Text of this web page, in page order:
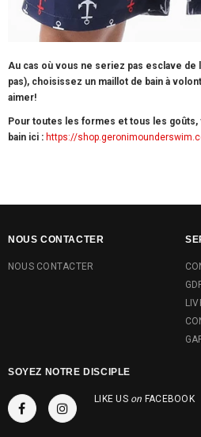
Au cas où vous ne seriez pas esclave
pas), choisissez un maillot de bain à
aimer!
Pour toutes les formes et tous les
bain ici : https://
NOUS CONTACTER
NOUS CONTACTER
SOYEZ NOTRE DISCIPLE
LIKE US on FACEBOOK